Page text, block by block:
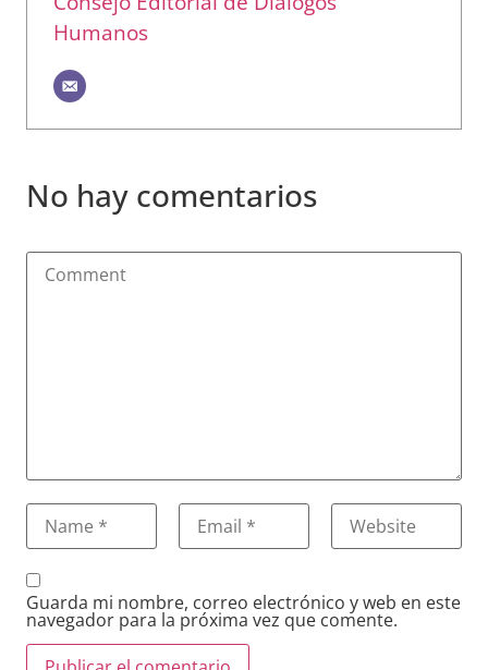
Humanos
No hay comentarios
Guarda mi nombre, correo electrónico y web en este
navegador para la próxima vez que comente.